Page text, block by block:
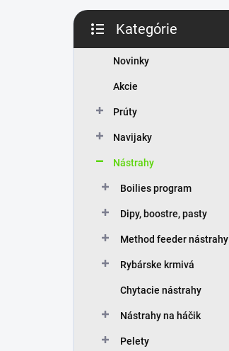
B
č
kategórie
Kategórie
Novinky
Akcie
Prúty
Navijaky
Nástrahy
Boilies program
Dipy, boostre, pasty
Method feeder nástrahy
Rybárske krmivá
Chytacie nástrahy
Nástrahy na háčik
Pelety